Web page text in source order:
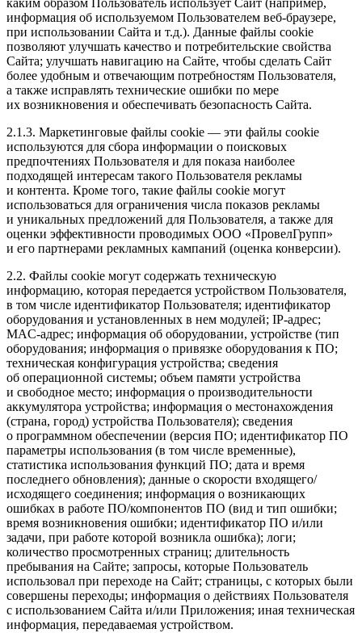
каким образом Пользователь использует Сайт (например,
информация об используемом Пользователем веб-браузере,
при использовании Сайта и т.д.). Данные файлы cookie
позволяют улучшать качество и потребительские свойства
Сайта; улучшать навигацию на Сайте, чтобы сделать Сайт
более удобным и отвечающим потребностям Пользователя,
а также исправлять технические ошибки по мере
их возникновения и обеспечивать безопасность Сайта.
2.1.3. Маркетинговые файлы cookie — эти файлы cookie
используются для сбора информации о поисковых
предпочтениях Пользователя и для показа наиболее
подходящей интересам такого Пользователя рекламы
и контента. Кроме того, такие файлы cookie могут
использоваться для ограничения числа показов рекламы
и уникальных предложений для Пользователя, а также для
оценки эффективности проводимых ООО «ПровелГрупп»
и его партнерами рекламных кампаний (оценка конверсии).
2.2. Файлы cookie могут содержать техническую
информацию, которая передается устройством Пользователя,
в том числе идентификатор Пользователя; идентификатор
оборудования и установленных в нем модулей; IP-адрес;
MAC-адрес; информация об оборудовании, устройстве (тип
оборудования; информация о привязке оборудования к ПО;
техническая конфигурация устройства; сведения
об операционной системы; объем памяти устройства
и свободное место; информация о производительности
аккумулятора устройства; информация о местонахождения
(страна, город) устройства Пользователя); сведения
о программном обеспечении (версия ПО; идентификатор ПО
параметры использования (в том числе временные),
статистика использования функций ПО; дата и время
последнего обновления); данные о скорости входящего/
исходящего соединения; информация о возникающих
ошибках в работе ПО/компонентов ПО (вид и тип ошибки;
время возникновения ошибки; идентификатор ПО и/или
задачи, при работе которой возникла ошибка); логи;
количество просмотренных страниц; длительность
пребывания на Сайте; запросы, которые Пользователь
использовал при переходе на Сайт; страницы, с которых были
совершены переходы; информация о действиях Пользователя
с использованием Сайта и/или Приложения; иная техническая
информация, передаваемая устройством.